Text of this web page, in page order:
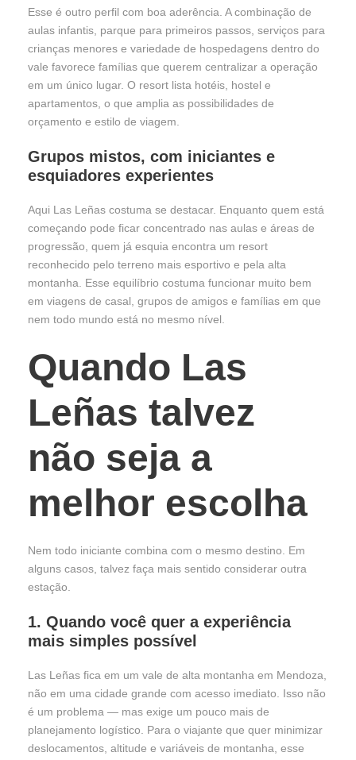
Esse é outro perfil com boa aderência. A combinação de
aulas infantis, parque para primeiros passos, serviços para
crianças menores e variedade de hospedagens dentro do
vale favorece famílias que querem centralizar a operação
em um único lugar. O resort lista hotéis, hostel e
apartamentos, o que amplia as possibilidades de
orçamento e estilo de viagem.
Grupos mistos, com iniciantes e
esquiadores experientes
Aqui Las Leñas costuma se destacar. Enquanto quem está
começando pode ficar concentrado nas aulas e áreas de
progressão, quem já esquia encontra um resort
reconhecido pelo terreno mais esportivo e pela alta
montanha. Esse equilíbrio costuma funcionar muito bem
em viagens de casal, grupos de amigos e famílias em que
nem todo mundo está no mesmo nível.
Quando Las
Leñas talvez
não seja a
melhor escolha
Nem todo iniciante combina com o mesmo destino. Em
alguns casos, talvez faça mais sentido considerar outra
estação.
1. Quando você quer a experiência
mais simples possível
Las Leñas fica em um vale de alta montanha em Mendoza,
não em uma cidade grande com acesso imediato. Isso não
é um problema — mas exige um pouco mais de
planejamento logístico. Para o viajante que quer minimizar
deslocamentos, altitude e variáveis de montanha, esse